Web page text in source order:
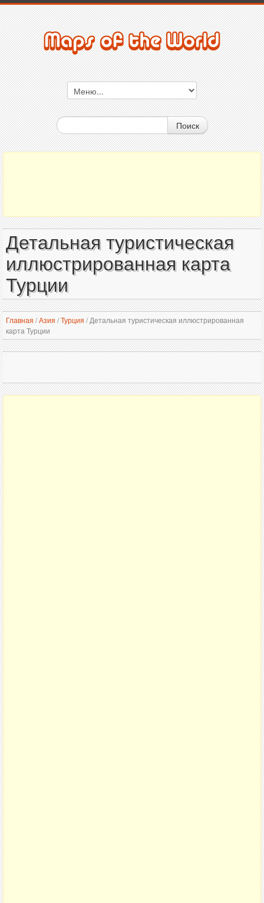
Поиск
Детальная туристическая
иллюстрированная карта
Турции
Главная /Азия /Турция /Детальная туристическая иллюстрированная
карта Турции